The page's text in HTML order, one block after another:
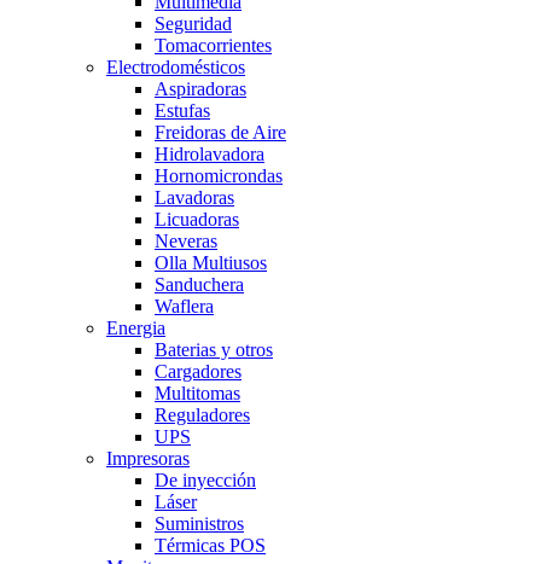
Seguridad
Tomacorrientes
Electrodomésticos
Aspiradoras
Estufas
Freidoras de Aire
Hidrolavadora
Hornomicrondas
Lavadoras
Licuadoras
Neveras
Olla Multiusos
Sanduchera
Waflera
Energia
Baterias y otros
Cargadores
Multitomas
Reguladores
UPS
Impresoras
De inyección
Láser
Suministros
Térmicas POS